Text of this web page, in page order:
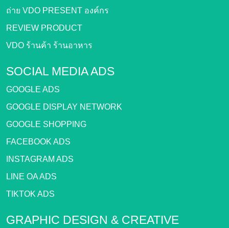
ถ่าย VDO PRESENT องค์กร
REVIEW PRODUCT
VDO ร้านค้า ร้านอาหาร
SOCIAL MEDIA ADS
GOOGLE ADS
GOOGLE DISPLAY NETWORK
GOOGLE SHOPPING
FACEBOOK ADS
INSTAGRAM ADS
LINE OA ADS
TIKTOK ADS
GRAPHIC DESIGN & CREATIVE